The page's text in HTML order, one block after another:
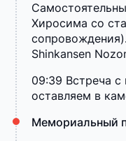
Хиросима со
Shinkansen
09:39 Встреча
оставляем в
Мемориальный